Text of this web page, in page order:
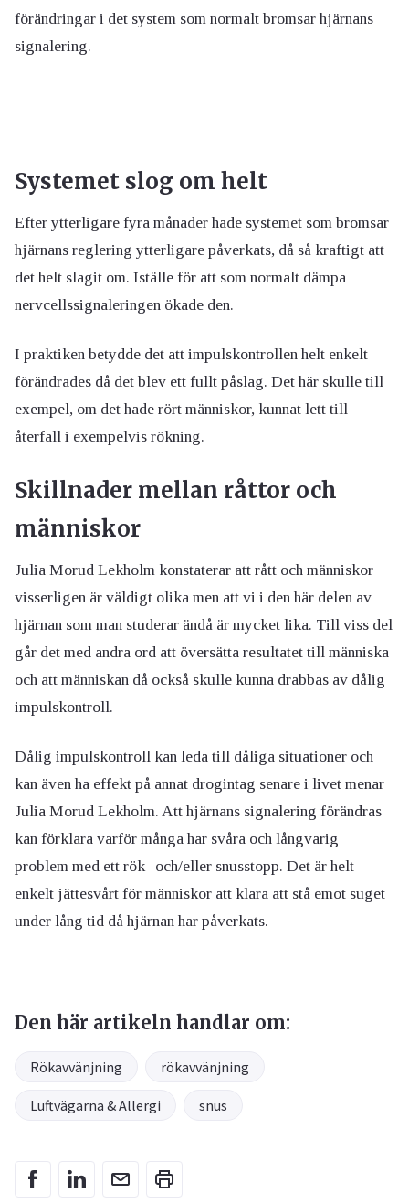
förändringar i det system som normalt bromsar hjärnans
signalering.
Systemet slog om helt
Efter ytterligare fyra månader hade systemet som bromsar
hjärnans reglering ytterligare påverkats, då så kraftigt att
det helt slagit om. Iställe för att som normalt dämpa
nervcellssignaleringen ökade den.
I praktiken betydde det att impulskontrollen helt enkelt
förändrades då det blev ett fullt påslag. Det här skulle till
exempel, om det hade rört människor, kunnat lett till
återfall i exempelvis rökning.
Skillnader mellan råttor och
människor
Julia Morud Lekholm konstaterar att rått och människor
visserligen är väldigt olika men att vi i den här delen av
hjärnan som man studerar ändå är mycket lika. Till viss del
går det med andra ord att översätta resultatet till människa
och att människan då också skulle kunna drabbas av dålig
impulskontroll.
Dålig impulskontroll kan leda till dåliga situationer och
kan även ha effekt på annat drogintag senare i livet menar
Julia Morud Lekholm. Att hjärnans signalering förändras
kan förklara varför många har svåra och långvarig
problem med ett rök- och/eller snusstopp. Det är helt
enkelt jättesvårt för människor att klara att stå emot suget
under lång tid då hjärnan har påverkats.
Den här artikeln handlar om:
Rökavvänjning rökavvänjning
Luftvägarna & Allergi snus